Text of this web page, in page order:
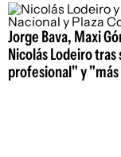
Jorge Bava, Maxi
Nicolás Lodeiro
profesional" y